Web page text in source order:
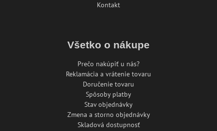
Kontakt
Všetko o nákupe
Prečo nakúpiť u nás?
Reklamácia a vrátenie tovaru
Doručenie tovaru
Spôsoby platby
Stav objednávky
Zmena a storno objednávky
Skladová dostupnosť